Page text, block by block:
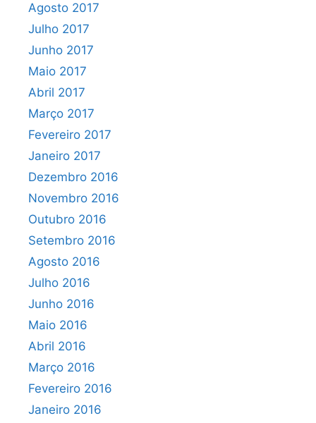
Agosto 2017
Julho 2017
Junho 2017
Maio 2017
Abril 2017
Março 2017
Fevereiro 2017
Janeiro 2017
Dezembro 2016
Novembro 2016
Outubro 2016
Setembro 2016
Agosto 2016
Julho 2016
Junho 2016
Maio 2016
Abril 2016
Março 2016
Fevereiro 2016
Janeiro 2016